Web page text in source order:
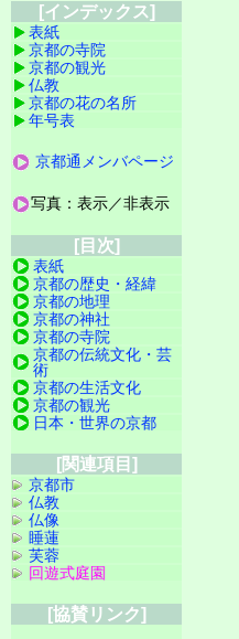
[インデックス]
表紙
京都の寺院
京都の観光
仏教
京都の花の名所
年号表
京都通メンバページ
写真：表示／非表示
[目次]
表紙
京都の歴史・経緯
京都の地理
京都の神社
京都の寺院
京都の伝統文化・芸
術
京都の生活文化
京都の観光
日本・世界の京都
[関連項目]
京都市
仏教
仏像
睡蓮
芙蓉
回遊式庭園
[協賛リンク]